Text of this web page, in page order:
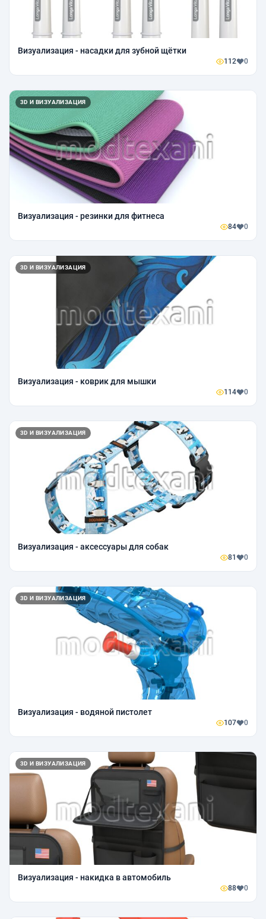
Визуализация - насадки для зубной щётки
112 0
3D И ВИЗУАЛИЗАЦИЯ
Визуализация - резинки для фитнеса
84 0
3D И ВИЗУАЛИЗАЦИЯ
Визуализация - коврик для мышки
114 0
3D И ВИЗУАЛИЗАЦИЯ
Визуализация - аксессуары для собак
81 0
3D И ВИЗУАЛИЗАЦИЯ
Визуализация - водяной пистолет
107 0
3D И ВИЗУАЛИЗАЦИЯ
Визуализация - накидка в автомобиль
88 0